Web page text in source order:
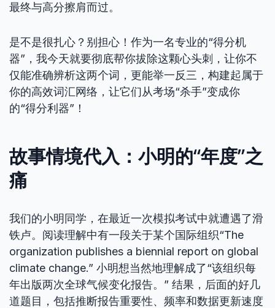
最终与高分擦肩而过。
是不是很扎心？别担心！作为一名专业的“得分机
器”，我今天就要彻底帮你拔除这颗心头刺，让你不
仅能准确辨析这两个词，更能举一反三，构建起属于
你的高效词汇网络，让它们从考场“杀手”变成你
的“得分利器”！
故事情境代入：小明的“年度”之
痛
我们的小明同学，在最近一次模拟考试中就遭遇了滑
铁卢。阅读理解中有一段关于某个国际组织“The
organization publishes a biennial report on global
climate change.” 小明想当然地理解成了“该组织每
年出版两次全球气候变化报告。” 结果，后面的好几
道题目，包括推断报告重要性、频率和数据更新速度